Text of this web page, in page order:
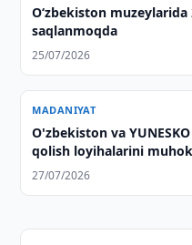
O‘zbekiston
saqlanmoqda
25/07/2026
MADANIYAT
O'zbekiston va
qolish loyihalarini
27/07/2026